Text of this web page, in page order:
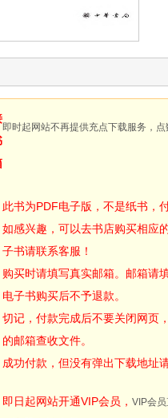
即时起网站不再提供充点下载服务，
此书为PDF电子版，不是纸书，
如感兴趣，可以去书店购买相应
子书请联系客服！
购买时请填写真实邮箱。邮箱请
电子书购买后不予退款。
切记，付款完成后不要关闭网页
的邮箱查收文件。
成功付款，但没有弹出下载地址
即日起网站开通VIP会员， VIP会